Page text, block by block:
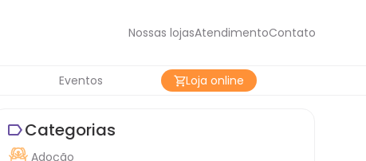
Nossas lojasAtendimentoContato
Eventos Loja online
Categorias
Adoção